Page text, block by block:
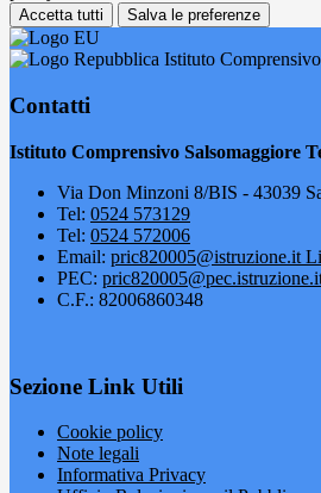
Accetta tutti Salva le preferenze
Istituto
Contatti
Istituto Comprensivo Salsomaggiore
Via Don Minzoni 8/BIS - 43039
Tel: 0524 573129
Tel: 0524 572006
Email: pric820005@istruzione.it
PEC:
C.F.: 82006860348
Sezione Link Utili
Cookie policy
Note legali
Informativa Privacy